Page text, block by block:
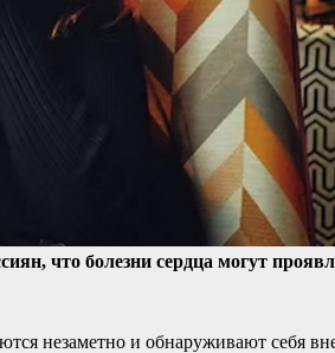
что болезни сердца могут
незаметно и обнаруживают себя